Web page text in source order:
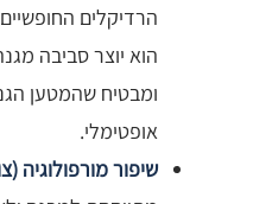
הרדיקלים
ומבטיח שהמטען
אופטימלי.
שיפור מורפולוגיה